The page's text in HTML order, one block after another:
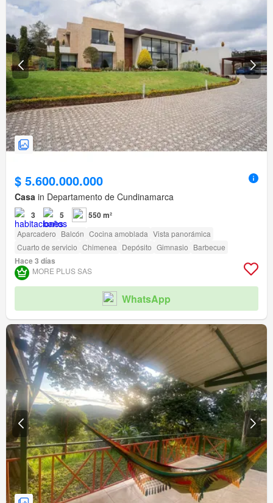
$ 5.600.000.000
Casa in Departamento de Cundinamarca
3 5 550 m²
Aparcadero Balcón Cocina amoblada Vista panorámica
Cuarto de servicio Chimenea Depósito Gimnasio Barbecue
Hace 3 días
MORE PLUS SAS
WhatsApp